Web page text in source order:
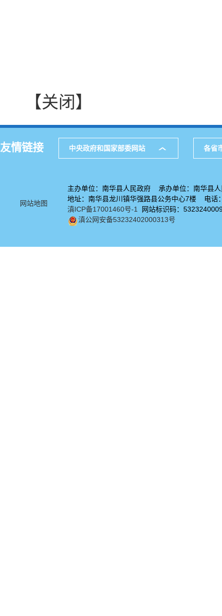
【关闭】
友情链接 中央政府和国家部委网站 各省
网站地图
主办单位：南华县人民政府 承办单位：南华县人
地址：南华县龙川镇华强路县公务中心7楼 电
滇ICP备17001460号-1 网站标识码：
滇公网安备53232402000313号